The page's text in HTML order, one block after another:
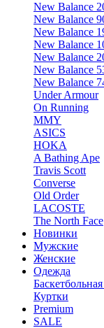
New Balance
New Balance
New Balance
New Balance
New Balance
New Balance
New Balance
Under Armour
On Running
MMY
ASICS
HOKA
A Bathing Ape
Travis Scott
Converse
Old Order
LACOSTE
The North Face
Новинки
Мужские
Женские
Одежда
Куртки
Premium
SALE